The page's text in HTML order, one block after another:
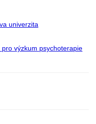
univerzita
pro výzkum psychoterapie